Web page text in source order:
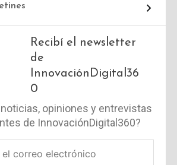
Recibí el newsletter
de
InnovaciónDigital36
0
opiniones y entrevistas
de InnovaciónDigital360?